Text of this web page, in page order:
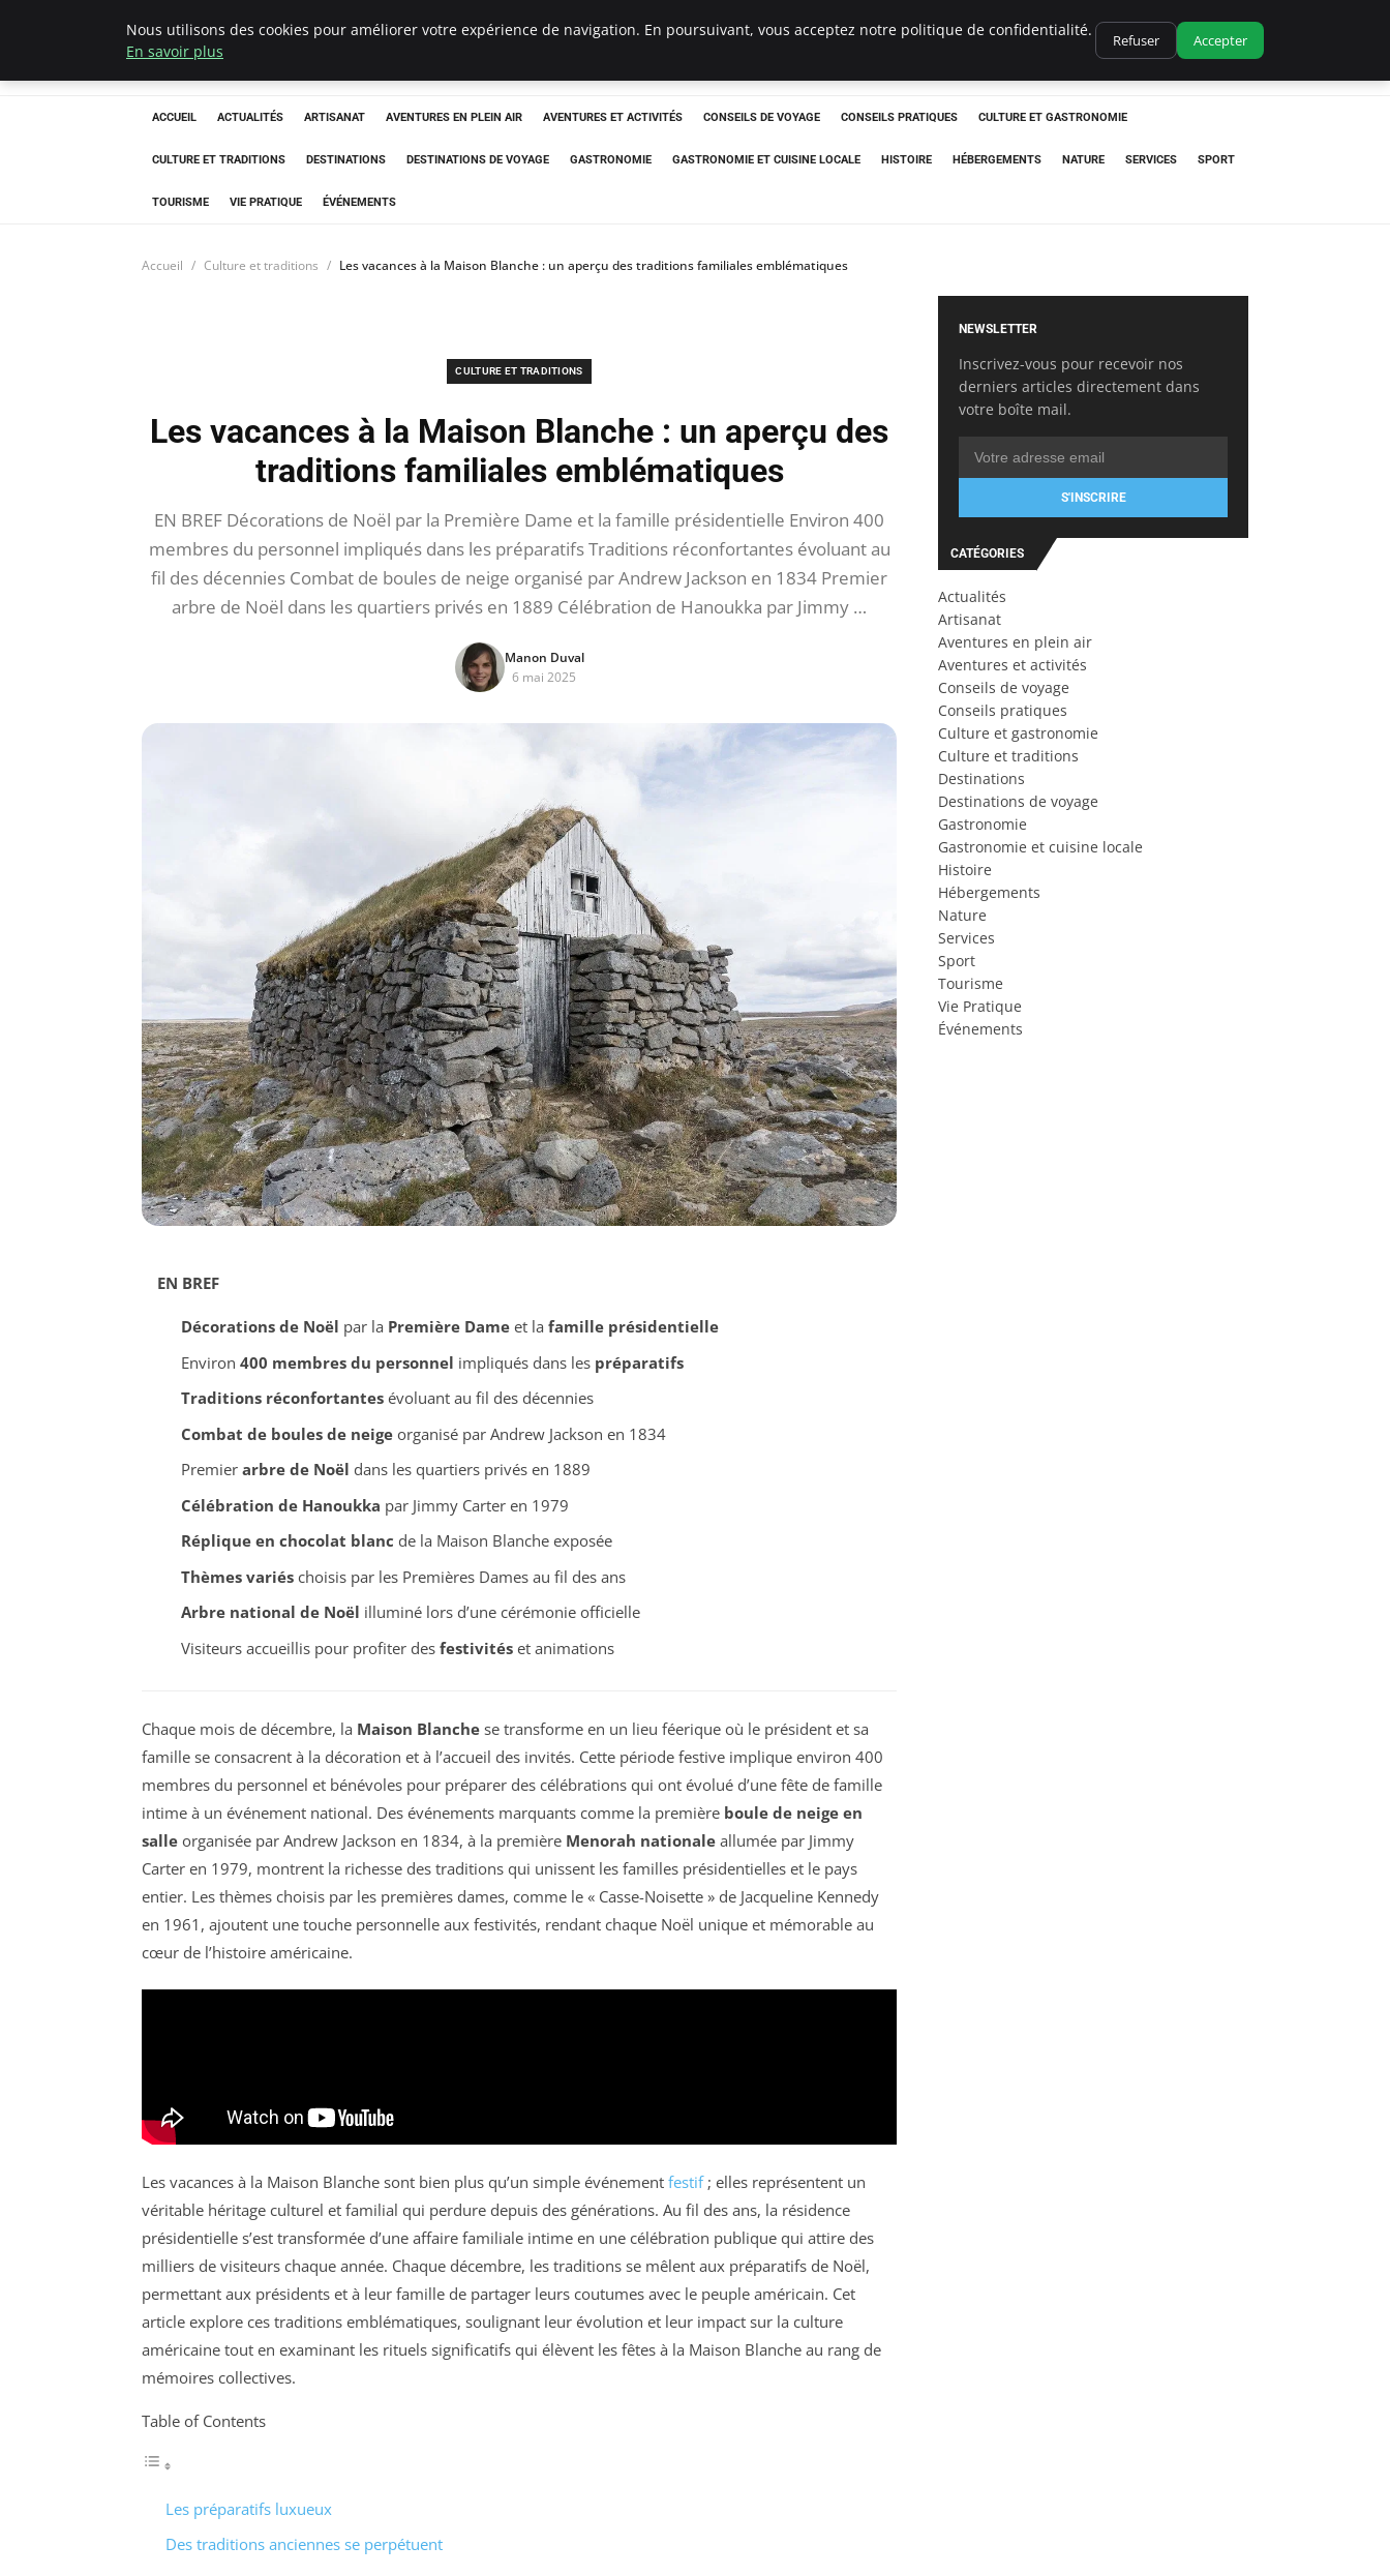
Correze Co
ACCUEIL ACTUALITÉS ARTISANAT AVENTURES EN PLEIN AIR AVENTURES ET ACTIVITÉS CONSEILS DE VOYAGE CONSEILS PRATIQUES CULTURE ET GASTRONOMIE
CULTURE ET TRADITIONS DESTINATIONS DESTINATIONS DE VOYAGE GASTRONOMIE GASTRONOMIE ET CUISINE LOCALE HISTOIRE HÉBERGEMENTS NATURE SERVICES SPORT
TOURISME VIE PRATIQUE ÉVÉNEMENTS
Accueil Culture et traditions Les vacances à la Maison Blanche : un aperçu des traditions familiales emblématiques
CULTURE ET TRADITIONS
Les vacances à la Maison Blanche : un aperçu des
traditions familiales emblématiques
EN BREF Décorations de Noël par la Première Dame et la famille présidentielle Environ 400
membres du personnel impliqués dans les préparatifs Traditions réconfortantes évoluant au
fil des décennies Combat de boules de neige organisé par Andrew Jackson en 1834 Premier
arbre de Noël dans les quartiers privés en 1889 Célébration de Hanoukka par Jimmy …
Manon Duval
6 mai 2025
EN BREF
Décorations de Noël par la Première Dameet la famille présidentielle
Environ 400 membres du personnel impliqués dans les préparatifs
Traditions réconfortantesévoluant au fil des décennies
Combat de boules de neigeorganisé par Andrew Jackson en 1834
Premier arbre de Noël dans les quartiers privés en 1889
Célébration de Hanoukka par Jimmy Carter en 1979
Réplique en chocolat blanc de la Maison Blanche exposée
Thèmes variéschoisis par les Premières Dames au fil des ans
Arbre national de Noël illuminé lors d’une cérémonie officielle
Visiteurs accueillis pour profiter des festivitéset animations
Chaque mois de décembre, la Maison Blanche se transforme en un lieu féerique où le président et sa
famille se consacrent à la décoration et à l’accueil des invités. Cette période festive implique environ 400
membres du personnel et bénévoles pour préparer des célébrations qui ont évolué d’une fête de famille
intime à un événement national. Des événements marquants comme la première boule de neige en
salle organisée par Andrew Jackson en 1834, à la première Menorah nationale allumée par Jimmy
Carter en 1979, montrent la richesse des traditions qui unissent les familles présidentielles et le pays
entier. Les thèmes choisis par les premières dames, comme le « Casse-Noisette » de Jacqueline Kennedy
en 1961, ajoutent une touche personnelle aux festivités, rendant chaque Noël unique et mémorable au
cœur de l’histoire américaine.
Les vacances à la Maison Blanche sont bien plus qu’un simple événement festif; elles représentent un
véritable héritage culturel et familial qui perdure depuis des générations. Au fil des ans, la résidence
présidentielle s’est transformée d’une affaire familiale intime en une célébration publique qui attire des
milliers de visiteurs chaque année. Chaque décembre, les traditions se mêlent aux préparatifs de Noël,
permettant aux présidents et à leur famille de partager leurs coutumes avec le peuple américain. Cet
article explore ces traditions emblématiques, soulignant leur évolution et leur impact sur la culture
américaine tout en examinant les rituels significatifs qui élèvent les fêtes à la Maison Blanche au rang de
mémoires collectives.
Table of Contents
Les préparatifs luxueux
Des traditions anciennes se perpétuent
NEWSLETTER
Inscrivez-vous pour recevoir nos
derniers articles directement dans
votre boîte mail.
S'INSCRIRE
CATÉGORIES
Actualités
Artisanat
Aventures en plein air
Aventures et activités
Conseils de voyage
Conseils pratiques
Culture et gastronomie
Culture et traditions
Destinations
Destinations de voyage
Gastronomie
Gastronomie et cuisine locale
Histoire
Hébergements
Nature
Services
Sport
Tourisme
Vie Pratique
Événements
Nous utilisons des cookies pour améliorer votre expérience de navigation. En poursuivant, vous acceptez notre politique de confidentialité.
En savoir plus
Refuser Accepter